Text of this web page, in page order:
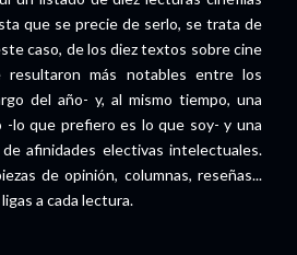
que se precie de serlo, se trata de
caso, de los diez textos sobre cine
más notables entre los
del año- y, al mismo tiempo, una
lo que prefiero es lo que soy- y una
de afinidades electivas intelectuales.
de opinión, columnas, reseñas...
a cada lectura.